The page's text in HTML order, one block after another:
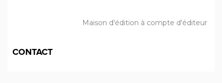
Maison d'édition à compte d'éditeur
CONTACT